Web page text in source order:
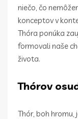
niečo, čo
konceptov v
Thóra ponúka
formovali naše
života.
Thórov
Thór, boh hromu,